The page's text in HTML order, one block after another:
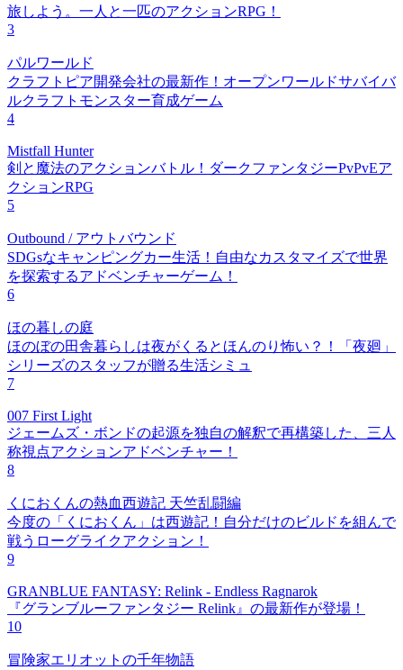
旅しよう。一人と一匹のアクションRPG！
3
パルワールド
クラフトピア開発会社の最新作！オープンワールドサバイバ
ルクラフトモンスター育成ゲーム
4
Mistfall Hunter
剣と魔法のアクションバトル！ダークファンタジーPvPvEア
クションRPG
5
Outbound / アウトバウンド
SDGsなキャンピングカー生活！自由なカスタマイズで世界
を探索するアドベンチャーゲーム！
6
ほの暮しの庭
ほのぼの田舎暮らしは夜がくるとほんのり怖い？！「夜廻」
シリーズのスタッフが贈る生活シミュ
7
007 First Light
ジェームズ・ボンドの起源を独自の解釈で再構築した、三人
称視点アクションアドベンチャー！
8
くにおくんの熱血西遊記 天竺乱闘編
今度の「くにおくん」は西遊記！自分だけのビルドを組んで
戦うローグライクアクション！
9
GRANBLUE FANTASY: Relink - Endless Ragnarok
『グランブルーファンタジー Relink』の最新作が登場！
10
冒険家エリオットの千年物語